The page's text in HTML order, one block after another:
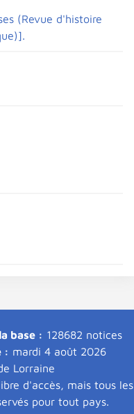
(Revue d'histoire
base : 128682 notices
: mardi 4 août 2026
Lorraine
d'accès, mais tous les
pour tout pays.